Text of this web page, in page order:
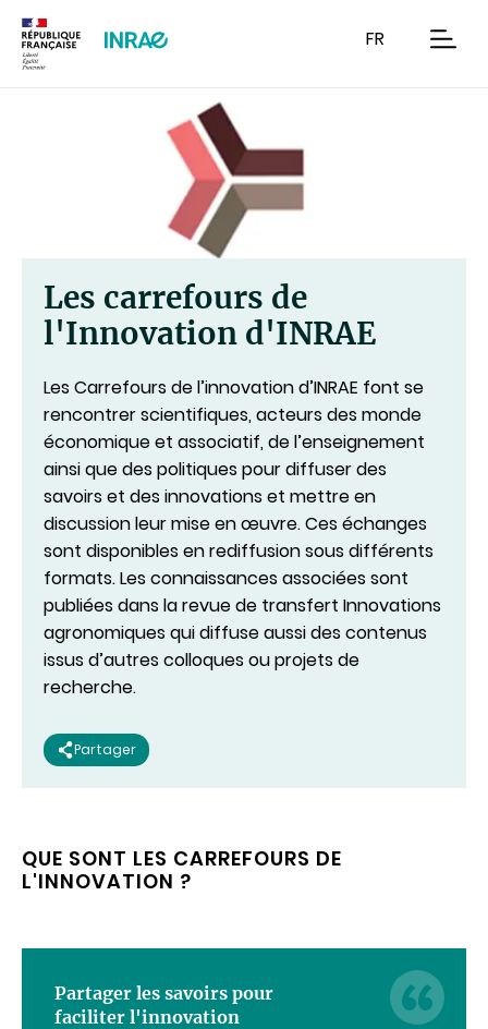
FR
Les carrefours de
l'Innovation d'INRAE
Les Carrefours de l’innovation d’INRAE font se
rencontrer scientifiques, acteurs des monde
économique et associatif, de l’enseignement
ainsi que des politiques pour diffuser des
savoirs et des innovations et mettre en
discussion leur mise en œuvre. Ces échanges
sont disponibles en rediffusion sous différents
formats. Les connaissances associées sont
publiées dans la revue de transfert Innovations
agronomiques qui diffuse aussi des contenus
issus d’autres colloques ou projets de
recherche.
Partager
QUE SONT LES CARREFOURS DE
L'INNOVATION ?
Partager les savoirs pour
faciliter l'innovation